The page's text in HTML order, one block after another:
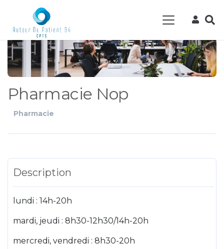
Pharmacie Nop
Pharmacie
Description
lundi : 14h-20h
mardi, jeudi : 8h30-12h30/14h-20h
mercredi, vendredi : 8h30-20h